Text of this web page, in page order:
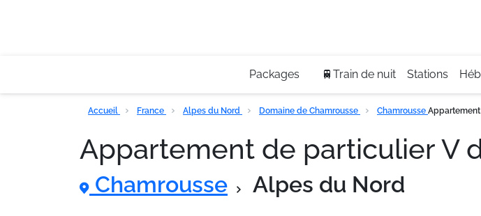
Packages 🚆Train de nuit Stations
Accueil France Alpes du Nord Domaine de Chamrousse Chamrousse Appartement
Appartement de particulier V
Chamrousse Alpes du Nord